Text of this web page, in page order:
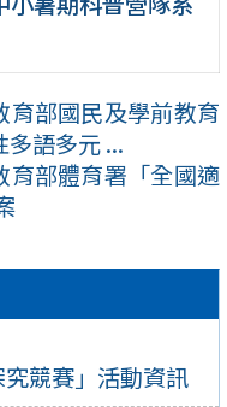
競賽」活動資訊
育部國民及學前教育
語多元 ...
育部體育署「全國適